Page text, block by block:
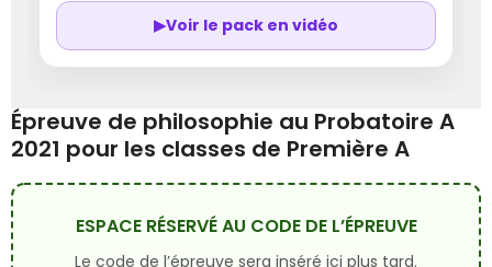
▶Voir le pack en vidéo
Épreuve de philosophie au Probatoire A
2021 pour les classes de Première A
ESPACE RÉSERVÉ AU CODE DE L’ÉPREUVE
Le code de l’épreuve sera inséré ici plus tard.